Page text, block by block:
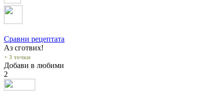
Сравни рецептата
Аз сготвих!
+ 3 точки
Добави в любими
2